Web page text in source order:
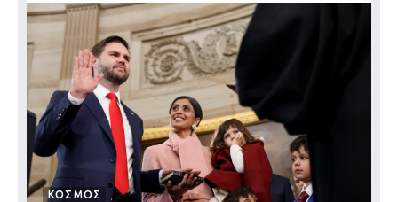
ΚΟΣΜΟΣ